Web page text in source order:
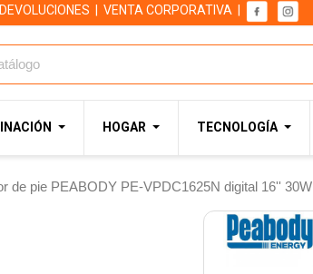
VENTA CORPORATIVA
HOGAR TECNOLOGÍA
de pie PEABODY PE-VPDC1625N digital 16''